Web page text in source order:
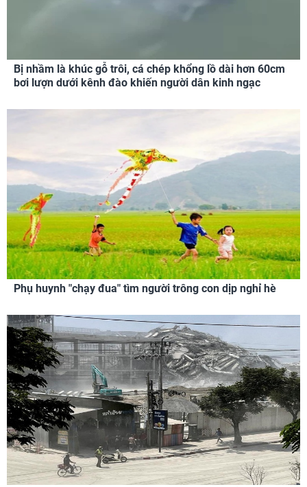
Bị nhầm là khúc gỗ trôi, cá chép khổng lồ dài hơn 60cm
bơi lượn dưới kênh đào khiến người dân kinh ngạc
Phụ huynh "chạy đua" tìm người trông con dịp nghỉ hè